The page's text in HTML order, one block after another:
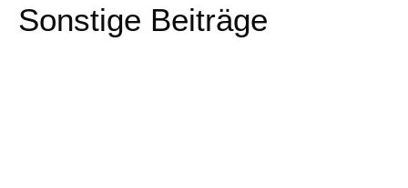
Sonstige Beiträge